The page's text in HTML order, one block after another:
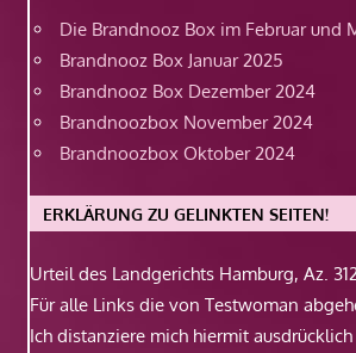
Die Brandnooz Box im Februar und
Brandnooz Box Januar 2025
Brandnooz Box Dezember 2024
Brandnoozbox November 2024
Brandnoozbox Oktober 2024
ERKLÄRUNG ZU GELINKTEN SEITEN!
Urteil des Landgerichts Hamburg, Az.
Für alle Links die von Testwoman
Ich distanziere mich hiermit